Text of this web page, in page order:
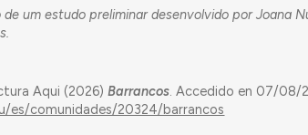
um estudo preliminar desenvolvido por Joana
Aqui (2026)Barrancos. Accedido en 07/08/
es/comunidades/20324/barrancos